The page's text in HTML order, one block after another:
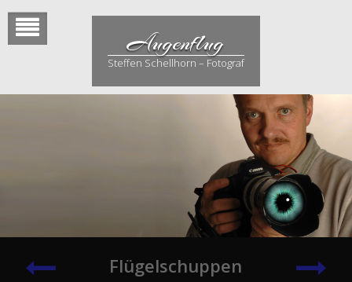
content
Augenflug
Steffen Schellhorn – Fotograf
SpinnenporträtFlügelschuppen